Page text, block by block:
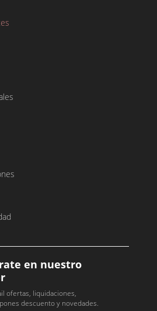
en nuestro
ofertas, liquidaciones,
descuento y novedades.